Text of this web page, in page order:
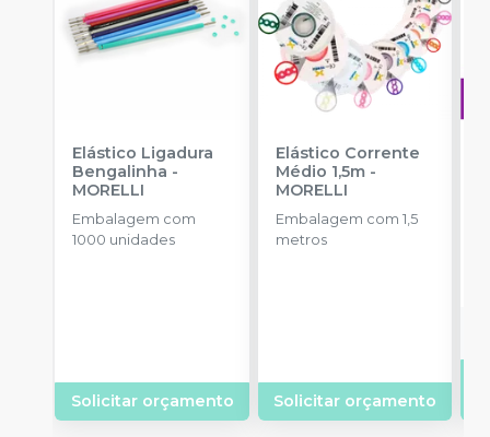
Elástico Ligadura
Bengalinha -
MORELLI
Embalagem com
1000 unidades
Solicitar orçamento
Elástico Corrente
Médio 1,5m-
MORELLI
Embalagem com 1,5
metros
Solicitar orçamento